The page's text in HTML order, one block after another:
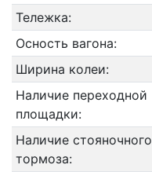
Тележка:
Осность вагона:
Ширина колеи:
Наличие переходной
площадки:
Наличие стояночного
тормоза: